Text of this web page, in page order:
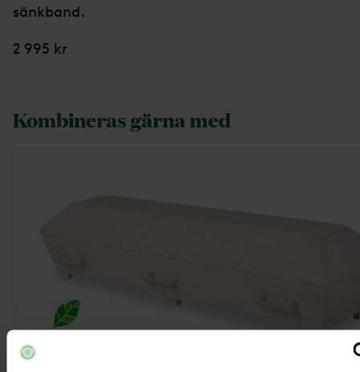
sänkband.
2 995 kr
Kombineras gärna med